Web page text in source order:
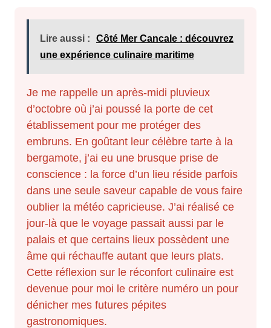
Lire aussi :
Côté Mer Cancale : découvrez
une expérience culinaire maritime
Je me rappelle un après-midi pluvieux
d’octobre où j’ai poussé la porte de cet
établissement pour me protéger des
embruns. En goûtant leur célèbre tarte à la
bergamote, j’ai eu une brusque prise de
conscience : la force d’un lieu réside parfois
dans une seule saveur capable de vous faire
oublier la météo capricieuse. J’ai réalisé ce
jour-là que le voyage passait aussi par le
palais et que certains lieux possèdent une
âme qui réchauffe autant que leurs plats.
Cette réflexion sur le réconfort culinaire est
devenue pour moi le critère numéro un pour
dénicher mes futures pépites
gastronomiques.